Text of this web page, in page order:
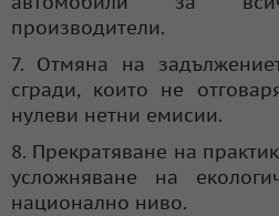
производители.
7. Отмяна на
сгради, които не
нулеви нетни емисии.
8. Прекратяване на
усложняване на
национално ниво.